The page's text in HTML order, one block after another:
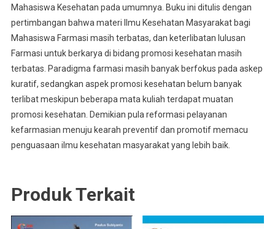
Mahasiswa Kesehatan pada umumnya. Buku ini ditulis dengan
pertimbangan bahwa materi Ilmu Kesehatan Masyarakat bagi
Mahasiswa Farmasi masih terbatas, dan keterlibatan lulusan
Farmasi untuk berkarya di bidang promosi kesehatan masih
terbatas. Paradigma farmasi masih banyak berfokus pada askep
kuratif, sedangkan aspek promosi kesehatan belum banyak
terlibat meskipun beberapa mata kuliah terdapat muatan
promosi kesehatan. Demikian pula reformasi pelayanan
kefarmasian menuju kearah preventif dan promotif memacu
penguasaan ilmu kesehatan masyarakat yang lebih baik.
Produk Terkait